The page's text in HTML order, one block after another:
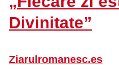
Divinitate”
Ziarulromanesc.es